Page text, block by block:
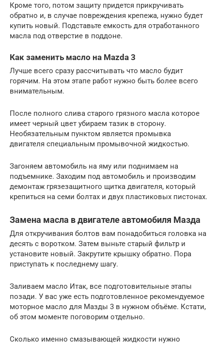
Кроме того, потом защиту придется прикручивать
обратно и, в случае повреждения крепежа, нужно будет
купить новый. Подставьте емкость для отработанного
масла под отверстие в поддоне.
Как заменить масло на Mazda 3
Лучше всего сразу рассчитывать что масло будит
горячим. На этом этапе работ нужно быть более всего
внимательным.
После полного слива старого грязного масла которое
имеет черный цвет убираем тазик в сторону.
Необязательным пунктом является промывка
двигателя специальным промывочной жидкостью.
Загоняем автомобиль на яму или поднимаем на
подъемнике. Заходим под автомобиль и производим
демонтаж грязезащитного щитка двигателя, который
крепиться на семи болтах и двух пластиковых пистонах.
Замена масла в двигателе автомобиля Мазда
Для откручивания болтов вам понадобиться головка на
десять с воротком. Затем выньте старый фильтр и
установите новый. Закрутите крышку обратно. Пора
приступать к последнему шагу.
Заливаем масло Итак, все подготовительные этапы
позади. У вас уже есть подготовленное рекомендуемое
моторное масло для Мазды 3 в нужном объёме. Кстати,
об этом моменте поговорим отдельно.
Сколько именно смазывающей жидкости нужно